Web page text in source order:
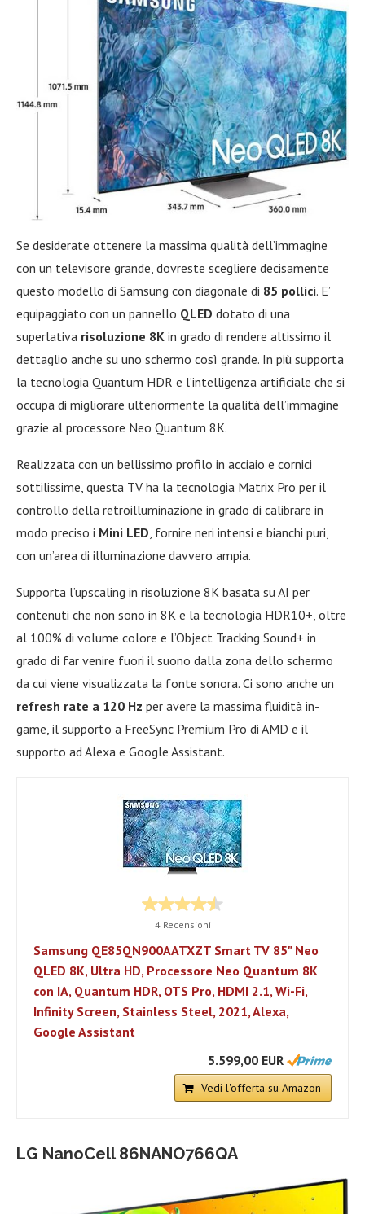
Se desiderate ottenere la massima qualità dell’immagine
con un televisore grande, dovreste scegliere decisamente
questo modello di Samsung con diagonale di 85 pollici. E’
equipaggiato con un pannello QLED dotato di una
superlativa risoluzione 8K in grado di rendere altissimo il
dettaglio anche su uno schermo così grande. In più supporta
la tecnologia Quantum HDR e l’intelligenza artificiale che si
occupa di migliorare ulteriormente la qualità dell’immagine
grazie al processore Neo Quantum 8K.
Realizzata con un bellissimo profilo in acciaio e cornici
sottilissime, questa TV ha la tecnologia Matrix Pro per il
controllo della retroilluminazione in grado di calibrare in
modo preciso i Mini LED, fornire neri intensi e bianchi puri,
con un’area di illuminazione davvero ampia.
Supporta l’upscaling in risoluzione 8K basata su AI per
contenuti che non sono in 8K e la tecnologia HDR10+, oltre
al 100% di volume colore e l’Object Tracking Sound+ in
grado di far venire fuori il suono dalla zona dello schermo
da cui viene visualizzata la fonte sonora. Ci sono anche un
refresh rate a 120 Hz per avere la massima fluidità in-
game, il supporto a FreeSync Premium Pro di AMD e il
supporto ad Alexa e Google Assistant.
4 Recensioni
Samsung QE85QN900AATXZT Smart TV 85" Neo
QLED 8K, Ultra HD, Processore Neo Quantum 8K
con IA, Quantum HDR, OTS Pro, HDMI 2.1, Wi-Fi,
Infinity Screen, Stainless Steel, 2021, Alexa,
Google Assistant
5.599,00 EUR
Vedi l'offerta su Amazon
LG NanoCell 86NANO766QA